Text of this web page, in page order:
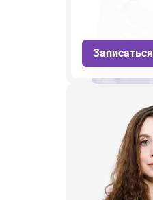
Записаться